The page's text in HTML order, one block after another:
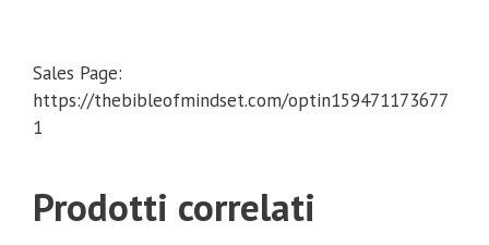
Sales Page:
https://thebibleofmindset.com/optin159471173677
1
Prodotti correlati